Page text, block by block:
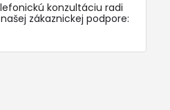
konzultáciu radi
zákaznickej podpore: